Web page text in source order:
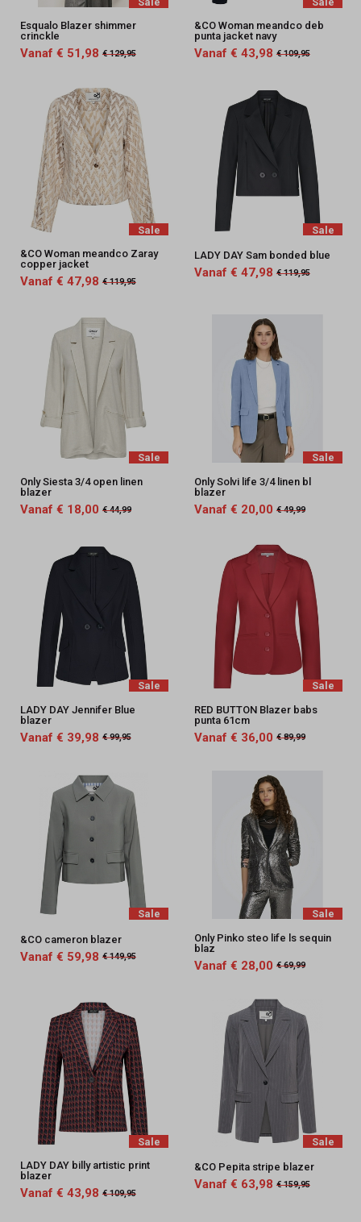
Esqualo Blazer shimmer
crinckle
Vanaf € 51,98 € 129,95
&CO Woman meandco deb
punta jacket navy
Vanaf € 43,98 € 109,95
Sale
&CO Woman meandco Zaray
copper jacket
Vanaf € 47,98 € 119,95
Sale
LADY DAY Sam bonded blue
Vanaf € 47,98 € 119,95
Sale
Only Siesta 3/4 open linen
blazer
Vanaf € 18,00 € 44,99
Sale
Only Solvi life 3/4 linen bl
blazer
Vanaf € 20,00 € 49,99
Sale
LADY DAY Jennifer Blue
blazer
Vanaf € 39,98 € 99,95
Sale
RED BUTTON Blazer babs
punta 61cm
Vanaf € 36,00 € 89,99
Sale
&CO cameron blazer
Vanaf € 59,98 € 149,95
Sale
Only Pinko steo life ls sequin
blaz
Vanaf € 28,00 € 69,99
Sale
LADY DAY billy artistic print
blazer
Vanaf € 43,98 € 109,95
Sale
&CO Pepita stripe blazer
Vanaf € 63,98 € 159,95